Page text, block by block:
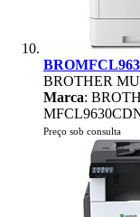
BROTHER
Marca:
Preço sob consulta